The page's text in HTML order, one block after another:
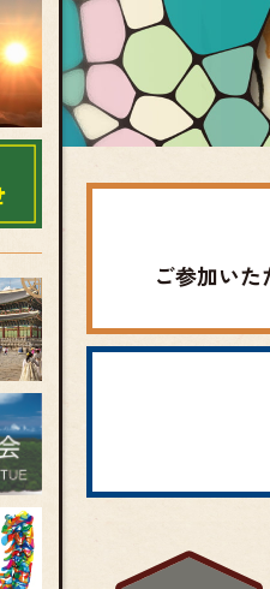
ご参加い